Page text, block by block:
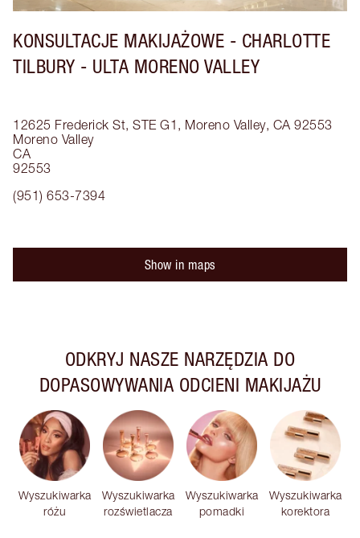
KONSULTACJE MAKIJAŻOWE - CHARLOTTE
TILBURY - ULTA MORENO VALLEY
12625 Frederick St, STE G1, Moreno Valley, CA 92553
Moreno Valley
CA
92553
(951) 653-7394
Show in maps
ODKRYJ NASZE NARZĘDZIA DO
DOPASOWYWANIA ODCIENI MAKIJAŻU
Wyszukiwarka
różu
Wyszukiwarka
rozświetlacza
Wyszukiwarka
pomadki
Wyszukiwarka
korektora